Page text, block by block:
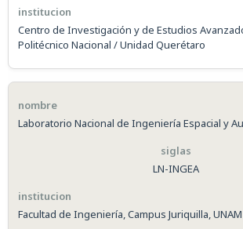
Centro de Investigación y de Estudios
Politécnico Nacional / Unidad Querétaro
Laboratorio Nacional de Ingeniería Espacial y
LN-INGEA
Facultad de Ingeniería, Campus Juriquilla, UNAM